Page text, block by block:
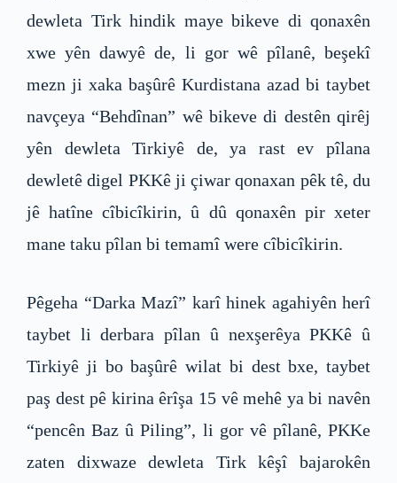
dewleta Tirk hindik maye bikeve di qonaxên
xwe yên dawyê de, li gor wê pîlanê, beşekî
mezn ji xaka başûrê Kurdistana azad bi taybet
navçeya “Behdînan” wê bikeve di destên qirêj
yên dewleta Tirkiyê de, ya rast ev pîlana
dewletê digel PKKê ji çiwar qonaxan pêk tê, du
jê hatîne cîbicîkirin, û dû qonaxên pir xeter
mane taku pîlan bi temamî were cîbicîkirin.
Pêgeha “Darka Mazî” karî hinek agahiyên herî
taybet li derbara pîlan û nexşerêya PKKê û
Tirkiyê ji bo başûrê wilat bi dest bxe, taybet
paş dest pê kirina êrîşa 15 vê mehê ya bi navên
“pencên Baz û Piling”, li gor vê pîlanê, PKKe
zaten dixwaze dewleta Tirk kêşî bajarokên